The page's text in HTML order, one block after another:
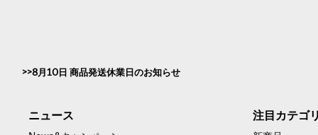
8月10日 商品発送休業日のお知らせ
ニュース 注目カテゴ